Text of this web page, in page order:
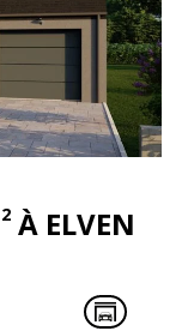
2 À ELVEN